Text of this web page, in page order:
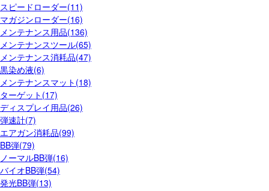
スピードローダー(11)
マガジンローダー(16)
メンテナンス用品(136)
メンテナンスツール(65)
メンテナンス消耗品(47)
黒染め液(6)
メンテナンスマット(18)
ターゲット(17)
ディスプレイ用品(26)
弾速計(7)
エアガン消耗品(99)
BB弾(79)
ノーマルBB弾(16)
バイオBB弾(54)
発光BB弾(13)